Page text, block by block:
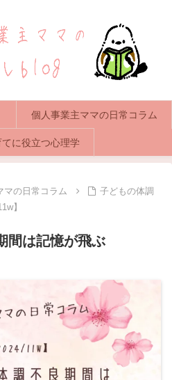
個人事業主ママの日常コラム
に役立つ心理学
マの日常コラム
子どもの体調
】
間は記憶が飛ぶ